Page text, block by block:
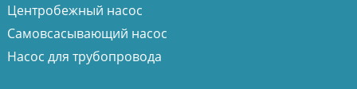
Центробежный насос
Самовсасывающий насос
Насос для трубопровода